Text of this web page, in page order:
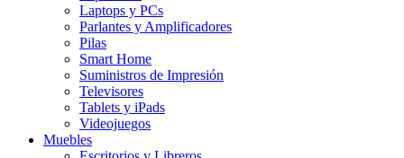
Laptops y PCs
Parlantes y Amplificadores
Pilas
Smart Home
Suministros de Impresión
Televisores
Tablets y iPads
Videojuegos
Muebles